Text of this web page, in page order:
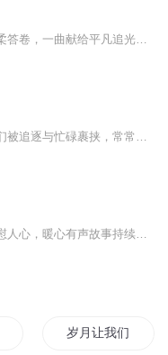
岁月让我们一起